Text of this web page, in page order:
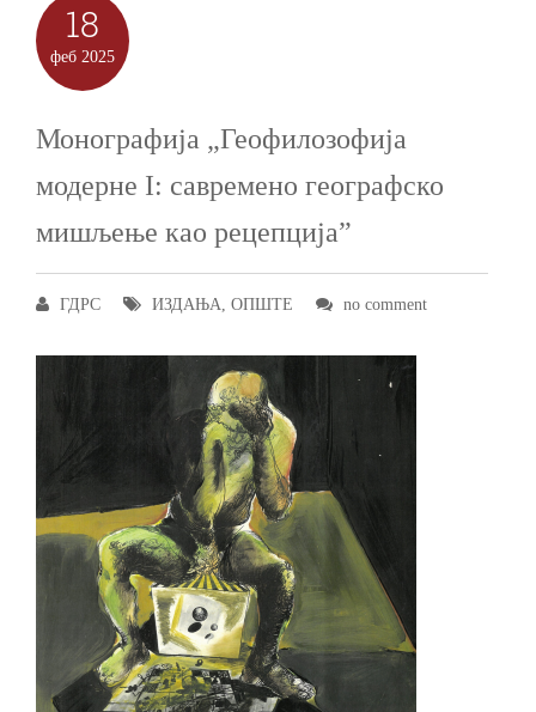
18
феб 2025
Монографија „Геофилозофија
модерне I: савремено географско
мишљење као рецепција”
ГДРС ИЗДАЊА, ОПШТЕ no comment